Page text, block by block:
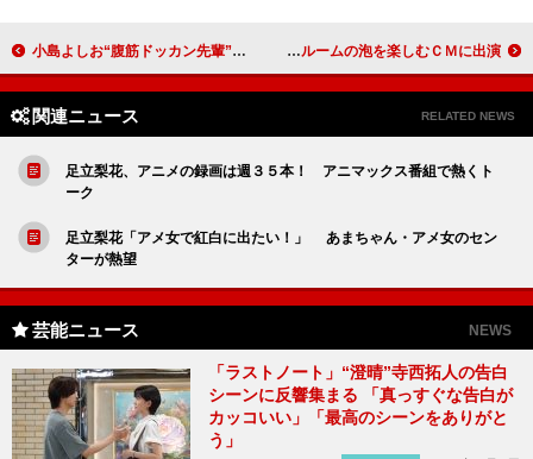
小島よしお“腹筋ドッカン先輩”に就任 流行語大賞も「いけるんじゃない？」 広末涼子「泡が主役か私が主役か」 バスルームの泡を楽しむＣＭに出演
関連ニュース RELATED NEWS
足立梨花、アニメの録画は週３５本！ アニマックス番組で熱くト
ーク
足立梨花「アメ女で紅白に出たい！」 あまちゃん・アメ女のセン
ターが熱望
芸能ニュース NEWS
「ラストノート」“澄晴”寺西拓人の告白
シーンに反響集まる 「真っすぐな告白が
カッコいい」「最高のシーンをありがと
う」